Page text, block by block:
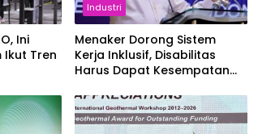
Ini
Ikut Tren
Industri
Menaker Dorong Sistem
Kerja Inklusif, Disabilitas
Harus Dapat Kesempatan